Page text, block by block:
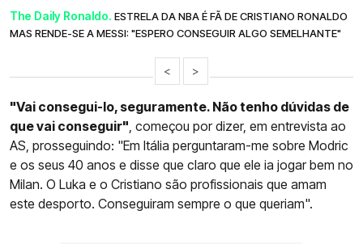
The Daily Ronaldo. ESTRELA DA NBA É FÃ DE CRISTIANO RONALDO
MAS RENDE-SE A MESSI: "ESPERO CONSEGUIR ALGO SEMELHANTE"
< >
"Vai consegui-lo, seguramente. Não tenho dúvidas de
que vai conseguir", começou por dizer, em entrevista ao
AS, prosseguindo: "Em Itália perguntaram-me sobre Modric
e os seus 40 anos e disse que claro que ele ia jogar bem no
Milan. O Luka e o Cristiano são profissionais que amam
este desporto. Conseguiram sempre o que queriam".